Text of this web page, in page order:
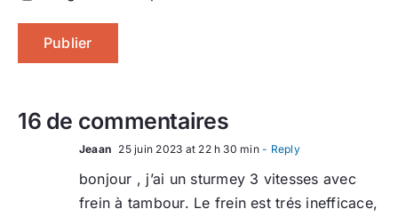
16 de commentaires
Jeaan 25 juin 2023 at 22 h 30 min- Reply
bonjour , j’ai un sturmey 3 vitesses avec
frein à tambour. Le frein est trés inefficace,